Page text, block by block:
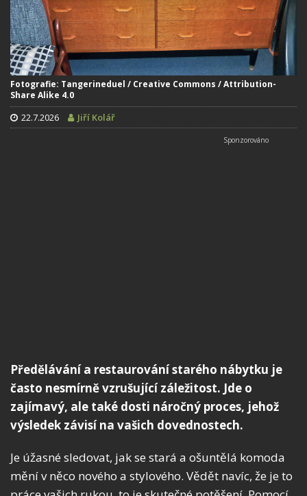
Fotografie: Tangerineduel / Creative Commons / Attribution-
Share Alike 4.0
22.7.2026 Jiří Kolář
Předělávání a restaurování starého nábytku je
často nesmírně vzrušující záležitost. Jde o
zajímavý, ale také dosti náročný proces, jehož
výsledek závisí na vašich dovednostech.
Je úžasné sledovat, jak se stará a ošuntělá komoda
mění v něco nového a stylového. Vědět navíc, že je to